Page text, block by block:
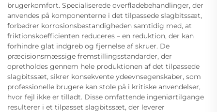
brugerkomfort. Specialiserede overfladebehandlinger, der
anvendes på komponenterne i det tilpassede slagbitssæt,
forbedrer korrosionsbestandigheden samtidig med, at
friktionskoefficienten reduceres – en reduktion, der kan
forhindre glat indgreb og fjernelse af skruer. De
præcisionsmæssige fremstillingsstandarder, der
opretholdes gennem hele produktionen af det tilpassede
slagbitssæt, sikrer konsekvente ydeevnsegenskaber, som
professionelle brugere kan stole på i kritiske anvendelser,
hvor fejl ikke er tilladt. Disse omfattende ingeniørtilgange
resulterer i et tilpasset slagbitssæt, der leverer